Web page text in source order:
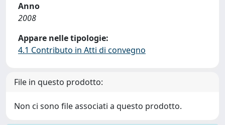
Anno
2008
Appare nelle tipologie:
4.1 Contributo in Atti di convegno
File in questo prodotto:
Non ci sono file associati a questo prodotto.